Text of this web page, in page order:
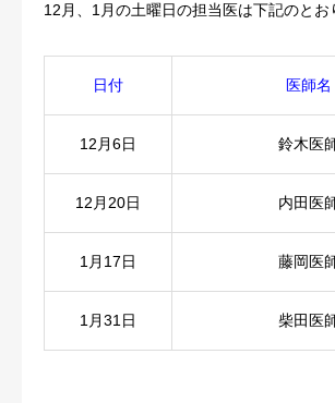
12月、1月の土曜日の担当医は下記のとお
日付 医師名
12月6日 鈴木医
12月20日 内田医
1月17日 藤岡医
1月31日 柴田医
トピックス
医療関係者
求人情報
アクセス